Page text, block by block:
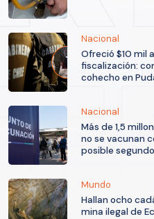
Nacional
Ofreció $10 mil
fiscalización:
cohecho en
Nacional
Más de 1,5
no se vacunan
posible
Mundo
Hallan ocho
mina ilegal de